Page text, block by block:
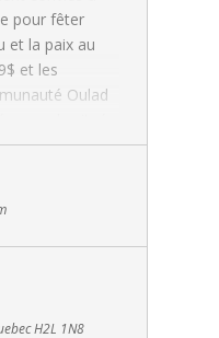
pour fêter
et la paix au
et les
Oulad
la frontière
investis
brousse. La
avec
du thé, des
de
H2L 1N8